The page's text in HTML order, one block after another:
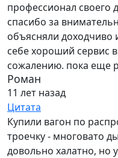
профессионал своего
спасибо за
объясняли
себе хороший сервис
сожалению. пока еще
Роман
11 лет назад
Цитата
Купили вагон по
троечку - многовато
довольно халатно, но